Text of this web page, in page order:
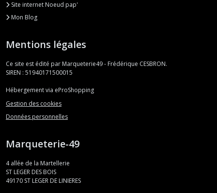
Site internet Noeud pap'
Mon Blog
Mentions légales
Ce site est édité par Marqueterie49 - Frédérique CESBRON.
SIREN : 51940171500015
Hébergement via eProShopping
Gestion des cookies
Données personnelles
Marqueterie-49
4 allée de la Martellerie
ST LEGER DES BOIS
49170 ST LEGER DE LINIERES